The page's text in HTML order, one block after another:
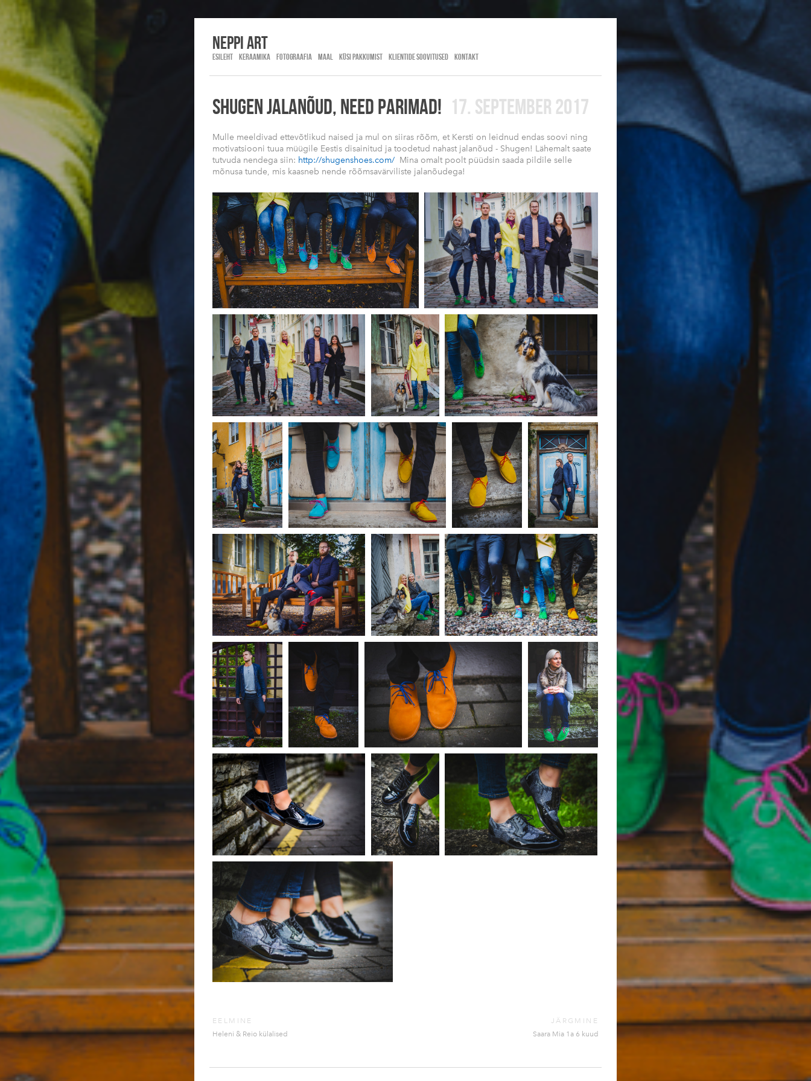
Neppi art
ESILEHT KERAAMIKA FOTOGRAAFIA MAAL KÜSI PAKKUMIST KLIENTIDE SOOVITUSED KONTAKT
SHUGEN JALANÕUD, NEED PARIMAD! 17. SEPTEMBER 2017
Mulle meeldivad ettevõtlikud naised ja mul on siiras rõõm, et Kersti on leidnud endas soovi ning
motivatsiooni tuua müügile Eestis disainitud ja toodetud nahast jalanõud - Shugen! Lähemalt saate
tutvuda nendega siin: http://shugenshoes.com/ Mina omalt poolt püüdsin saada pildile selle
mõnusa tunde, mis kaasneb nende rõõmsavärviliste jalanõudega!
EELMINE
Heleni & Reio külalised
JÄRGMINE
Saara Mia 1a 6 kuud